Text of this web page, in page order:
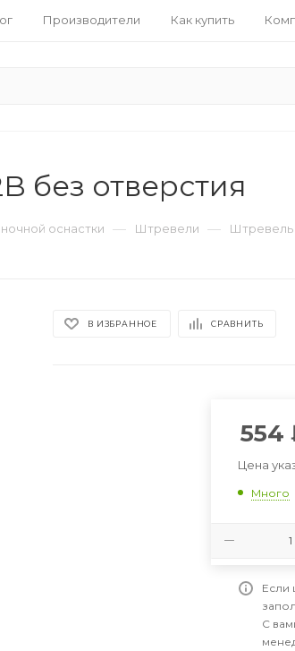
Производители Как купить
без отверстия
оснастки — Штревели — Штревель
В ИЗБРАННОЕ СРАВНИТЬ
554
Цена
Много
Если
С